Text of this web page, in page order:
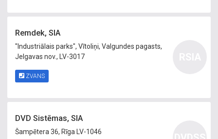
Remdek, SIA
"Industriālais parks", Vītoliņi, Valgundes pagasts,
Jelgavas nov., LV-3017
ZVANS
DVD Sistēmas, SIA
Šampētera 36, Rīga LV-1046